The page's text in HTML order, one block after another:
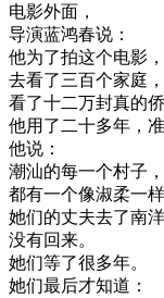
电影外面 ，
导演蓝鸿春说 ：
他为了拍这个电影 ，
去看了三百个家庭 ，
看了十二万封真的侨
他用 了二十多年 ，
他说 ：
潮汕的每一个村子 ，
都有一个像淑柔一样
她们的丈夫去了南洋
没有回来。
她们等了很多年。
她们最后才知道 ：